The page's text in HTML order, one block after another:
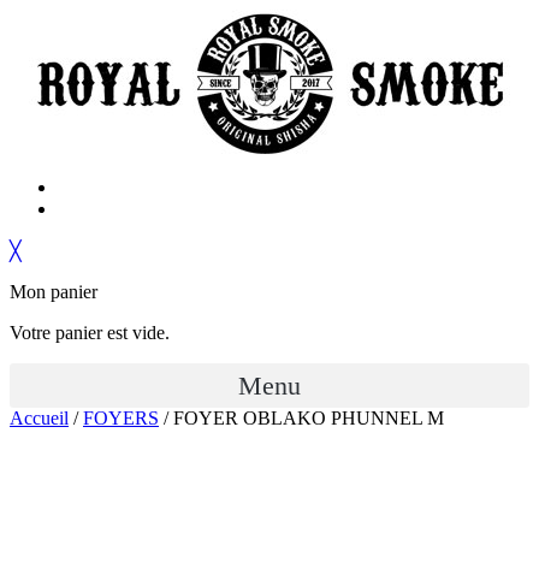
╳
Mon panier
Votre panier est vide.
Menu
Accueil /FOYERS / FOYER OBLAKO PHUNNEL M